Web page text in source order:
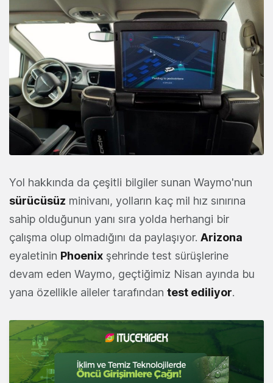
Yol hakkında da çeşitli bilgiler sunan Waymo'nun
sürücüsüz minivanı, yolların kaç mil hız sınırına
sahip olduğunun yanı sıra yolda herhangi bir
çalışma olup olmadığını da paylaşıyor. Arizona
eyaletinin Phoenix şehrinde test sürüşlerine
devam eden Waymo, geçtiğimiz Nisan ayında bu
yana özellikle aileler tarafından test ediliyor.